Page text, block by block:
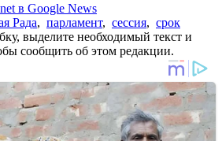
в Google News
Рада, парламент, сессия, срок
выделите необходимый текст и
сообщить об этом редакции.